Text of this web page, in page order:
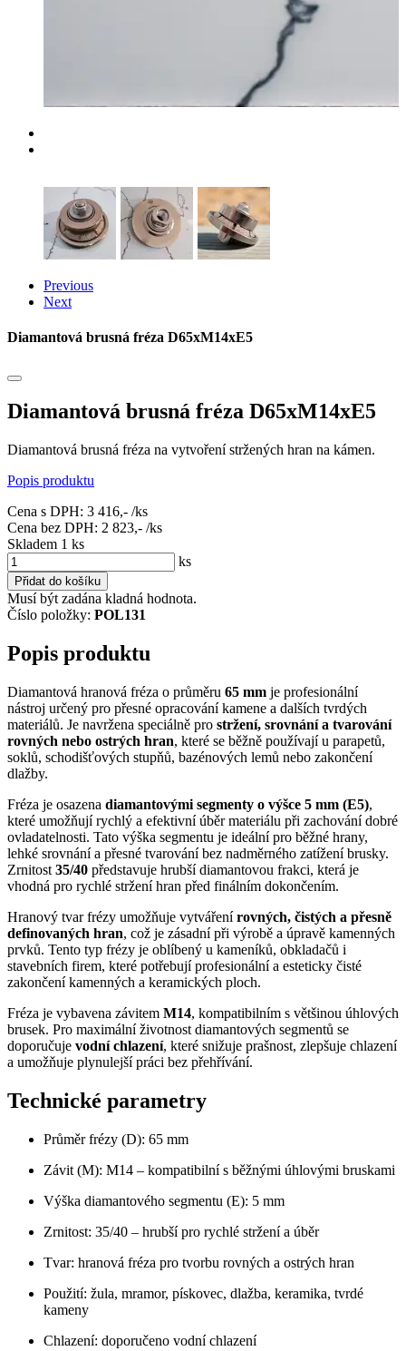
Previous
Next
Diamantová brusná fréza D65xM14xE5
Diamantová brusná fréza D65xM14xE5
Diamantová brusná fréza na vytvoření stržených hran na kámen.
Popis produktu
Cena s DPH: 3 416,- /ks
Cena bez DPH: 2 823,- /ks
Skladem 1 ks
ks
Přidat do košíku
Musí být zadána kladná hodnota.
Číslo položky: POL131
Popis produktu
Diamantová hranová fréza o průměru 65 mm je profesionální
nástroj určený pro přesné opracování kamene a dalších tvrdých
materiálů. Je navržena speciálně pro stržení, srovnání a tvarování
rovných nebo ostrých hran, které se běžně používají u parapetů,
soklů, schodišťových stupňů, bazénových lemů nebo zakončení
dlažby.
Fréza je osazena diamantovými segmenty o výšce 5 mm (E5),
které umožňují rychlý a efektivní úběr materiálu při zachování dobré
ovladatelnosti. Tato výška segmentu je ideální pro běžné hrany,
lehké srovnání a přesné tvarování bez nadměrného zatížení brusky.
Zrnitost 35/40 představuje hrubší diamantovou frakci, která je
vhodná pro rychlé stržení hran před finálním dokončením.
Hranový tvar frézy umožňuje vytvářenírovných, čistých a přesně
definovaných hran, což je zásadní při výrobě a úpravě kamenných
prvků. Tento typ frézy je oblíbený u kameníků, obkladačů i
stavebních firem, které potřebují profesionální a esteticky čisté
zakončení kamenných a keramických ploch.
Fréza je vybavena závitem M14, kompatibilním s většinou úhlových
brusek. Pro maximální životnost diamantových segmentů se
doporučuje vodní chlazení, které snižuje prašnost, zlepšuje chlazení
a umožňuje plynulejší práci bez přehřívání.
Technické parametry
Průměr frézy (D): 65 mm
Závit (M): M14 – kompatibilní s běžnými úhlovými bruskami
Výška diamantového segmentu (E): 5 mm
Zrnitost: 35/40 – hrubší pro rychlé stržení a úběr
Tvar: hranová fréza pro tvorbu rovných a ostrých hran
Použití: žula, mramor, pískovec, dlažba, keramika, tvrdé
kameny
Chlazení: doporučeno vodní chlazení